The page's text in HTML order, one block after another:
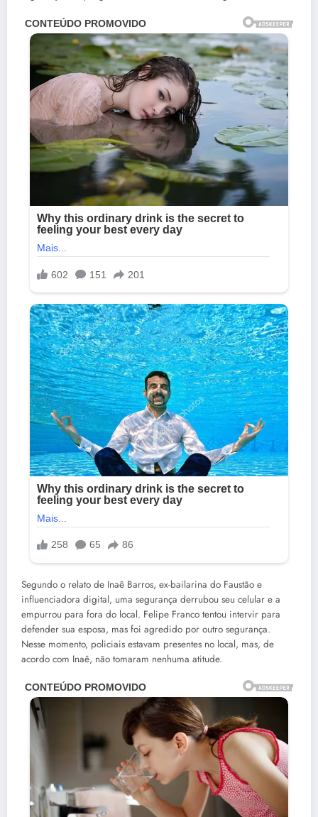
Segundo o relato de Inaê Barros, ex-bailarina do Faustão e
influenciadora digital, uma segurança derrubou seu celular e a
empurrou para fora do local. Felipe Franco tentou intervir para
defender sua esposa, mas foi agredido por outro segurança.
Nesse momento, policiais estavam presentes no local, mas, de
acordo com Inaê, não tomaram nenhuma atitude.